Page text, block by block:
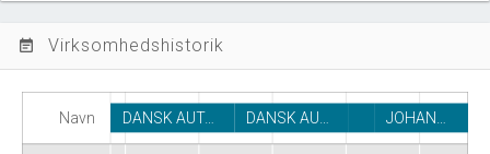
event_note Virksomhedshistorik
Navn DANSK AUT… DANSK AU… JOHAN…